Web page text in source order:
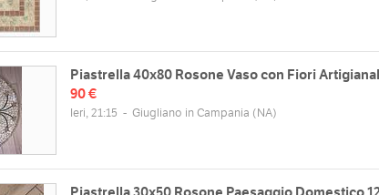
Piastrella 40x80 Rosone Vaso con Fiori
90 €
Ieri, 21:15 - Giugliano in Campania (NA)